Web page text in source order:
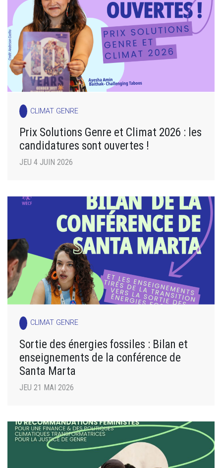
CLIMAT GENRE
Prix Solutions Genre et Climat 2026 : les
candidatures sont ouvertes !
JEU 4 JUIN 2026
CLIMAT GENRE
Sortie des énergies fossiles : Bilan et
enseignements de la conférence de
Santa Marta
JEU 21 MAI 2026